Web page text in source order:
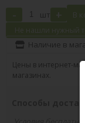
- шт + В
Не нашли нужный
Наличие в
Цены в интернет-
магазинах.
Способы